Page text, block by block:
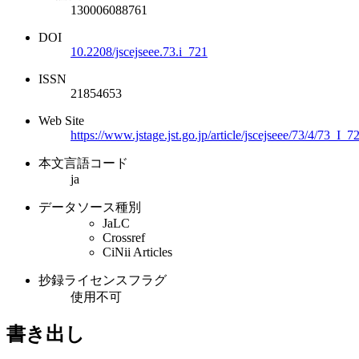
130006088761
DOI
10.2208/jscejseee.73.i_721
ISSN
21854653
Web Site
https://www.jstage.jst.go.jp/article/jscejseee/73/4/
本文言語コード
ja
データソース種別
JaLC
Crossref
CiNii Articles
抄録ライセンスフラグ
使用不可
書き出し